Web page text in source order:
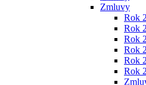
Zmluvy
Rok
Rok
Rok
Rok
Rok
Rok